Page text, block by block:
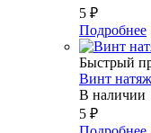
5 ₽
Подробнее
Быстрый
Винт
В наличии
5 ₽